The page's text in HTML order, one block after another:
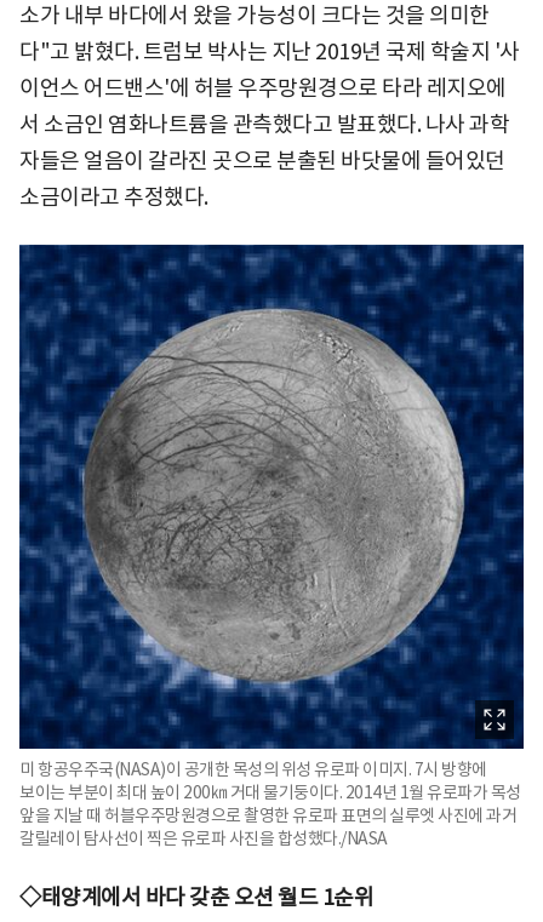
소가 내부 바다에서 왔을 가능성이 크다는 것을 의미한
다"고 밝혔다. 트럼보 박사는 지난 2019년 국제 학술지 '사
이언스 어드밴스'에 허블 우주망원경으로 타라 레지오에
서 소금인 염화나트륨을 관측했다고 발표했다. 나사 과학
자들은 얼음이 갈라진 곳으로 분출된 바닷물에 들어있던
소금이라고 추정했다.
미 항공우주국(NASA)이 공개한 목성의 위성 유로파 이미지. 7시 방향에
보이는 부분이 최대 높이 200㎞ 거대 물기둥이다. 2014년 1월 유로파가 목성
앞을 지날 때 허블우주망원경으로 촬영한 유로파 표면의 실루엣 사진에 과거
갈릴레이 탐사선이 찍은 유로파 사진을 합성했다./NASA
◇태양계에서 바다 갖춘 오션 월드 1순위